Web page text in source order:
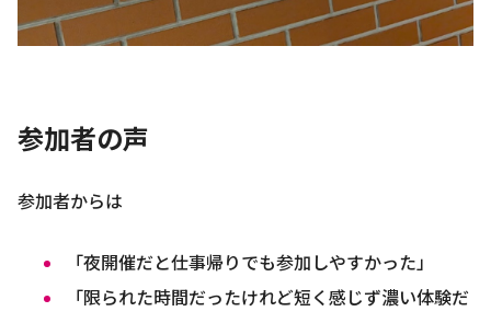
参加者の声
参加者からは
「夜開催だと仕事帰りでも参加しやすかった」
「限られた時間だったけれど短く感じず濃い体験だ